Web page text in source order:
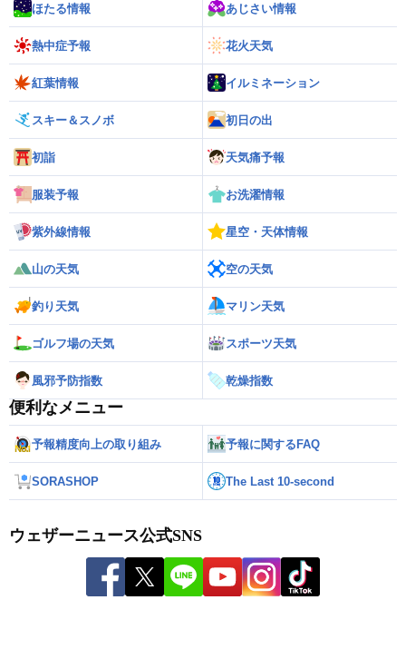
ほたる情報 あじさい情報
熱中症予報 花火天気
紅葉情報 イルミネーション
スキー＆スノボ 初日の出
初詣 天気痛予報
服装予報 お洗濯情報
紫外線情報 星空・天体情報
山の天気 空の天気
釣り天気 マリン天気
ゴルフ場の天気 スポーツ天気
風邪予防指数 乾燥指数
便利なメニュー
予報精度向上の取り組み 予報に関するFAQ
SORASHOP The Last 10-second
ウェザーニュース公式SNS